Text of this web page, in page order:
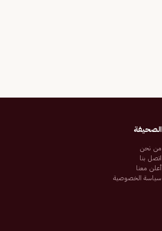
الصحيفة
من نحن
اتصل بنا
أعلن معنا
سياسة الخصوصية